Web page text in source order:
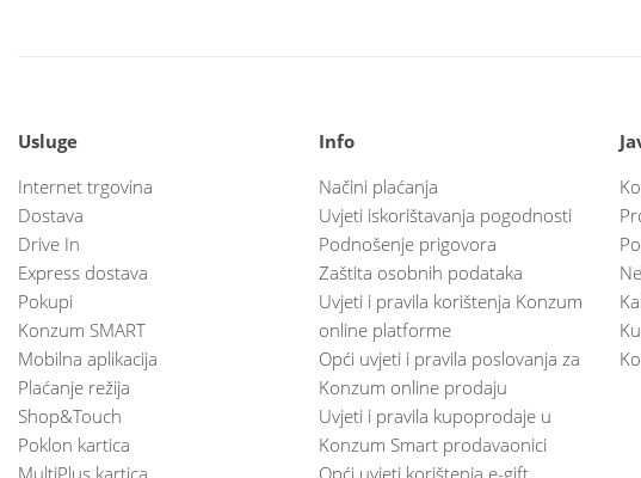
Usluge
Internet trgovina
Dostava
Drive In
Express dostava
Pokupi
Konzum SMART
Mobilna aplikacija
Plaćanje režija
Shop&Touch
Poklon kartica
MultiPlus kartica
Info
Načini plaćanja
Uvjeti iskorištavanja pogodnosti
Podnošenje prigovora
Zaštita osobnih podataka
Uvjeti i pravila korištenja Konzum
online platforme
Opći uvjeti i pravila poslovanja za
Konzum online prodaju
Uvjeti i pravila kupoprodaje u
Konzum Smart prodavaonici
Opći uvjeti korištenja e-gift